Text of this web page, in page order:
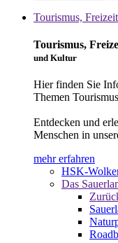
Tourismus,
Tourismus,
und Kultur
Hier finden Sie
Themen
Entdecken und
Menschen in
mehr erfahren
HSK-
Das